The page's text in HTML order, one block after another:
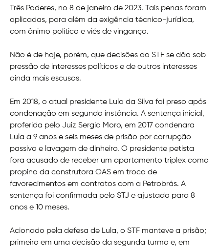
Três Poderes, no 8 de janeiro de 2023. Tais penas foram
aplicadas, para além da exigência técnico-jurídica,
com ânimo político e viés de vingança.
Não é de hoje, porém, que decisões do STF se dão sob
pressão de interesses políticos e de outros interesses
ainda mais escusos.
Em 2018, o atual presidente Lula da Silva foi preso após
condenação em segunda instância. A sentença inicial,
proferida pelo Juiz Sergio Moro, em 2017 condenara
Lula a 9 anos e seis meses de prisão por corrupção
passiva e lavagem de dinheiro. O presidente petista
fora acusado de receber um apartamento triplex como
propina da construtora OAS em troca de
favorecimentos em contratos com a Petrobrás. A
sentença foi confirmada pelo STJ e ajustada para 8
anos e 10 meses.
Acionado pela defesa de Lula, o STF manteve a prisão;
primeiro em uma decisão da segunda turma e, em